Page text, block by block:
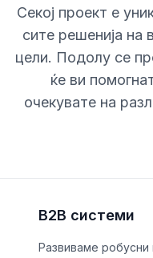
Секој проект е
сите решенија на
цели. Подолу се
ќе ви
очекувате на
B2B системи
Развиваме